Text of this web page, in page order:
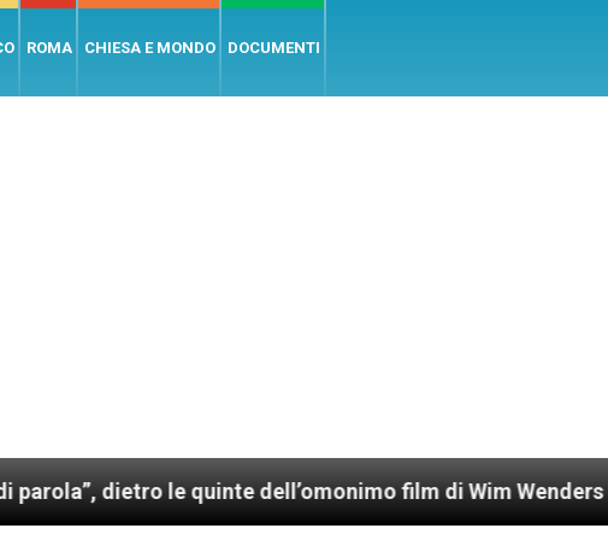
ROMA CHIESA E MONDO DOCUMENTI
le quinte dell’omonimo film di Wim Wenders